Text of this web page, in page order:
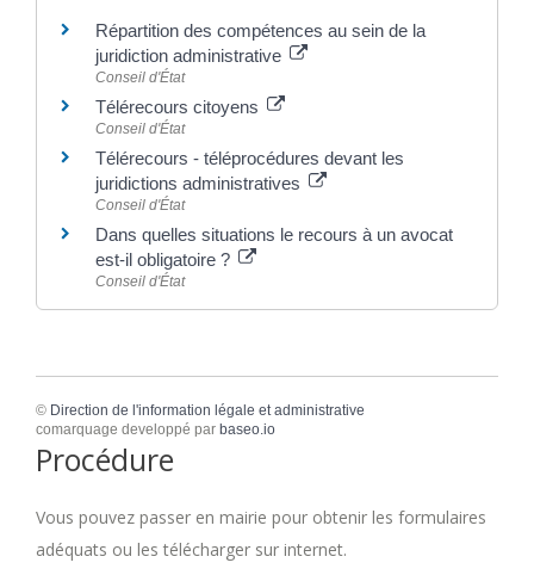
Répartition des compétences au sein de la
juridiction administrative
Conseil d'État
Télérecours citoyens
Conseil d'État
Télérecours - téléprocédures devant les
juridictions administratives
Conseil d'État
Dans quelles situations le recours à un avocat
est-il obligatoire ?
Conseil d'État
© Direction de l'information légale et administrative
comarquage developpé par baseo.io
Procédure
Vous pouvez passer en mairie pour obtenir les formulaires
adéquats ou les télécharger sur internet.